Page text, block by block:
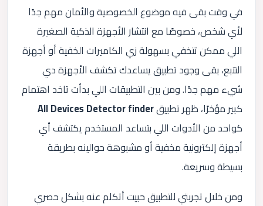
في وقت بقى فيه موضوع الخصوصية والأمان مهم جدًا
لأي شخص، خصوصًا مع انتشار الأجهزة الذكية الصغيرة
اللي ممكن تتخفي بسهولة زي الكاميرات الخفية أو أجهزة
التتبع، بقى وجود تطبيق يساعدك تكشف الأجهزة دي
شيء مهم جدًا. ومن بين التطبيقات اللي بدأت تاخد اهتمام
كبير مؤخرًا، ظهر تطبيقAll Devices Detector finder
كواحد من الأدوات اللي بتساعد المستخدم يكتشف أي
أجهزة إلكترونية مخفية أو مشبوهة حوالينه بطريقة
بسيطة وسريعة.
ومن خلال تجربتي للتطبيق حبيت أتكلم عنه بشكل حصري